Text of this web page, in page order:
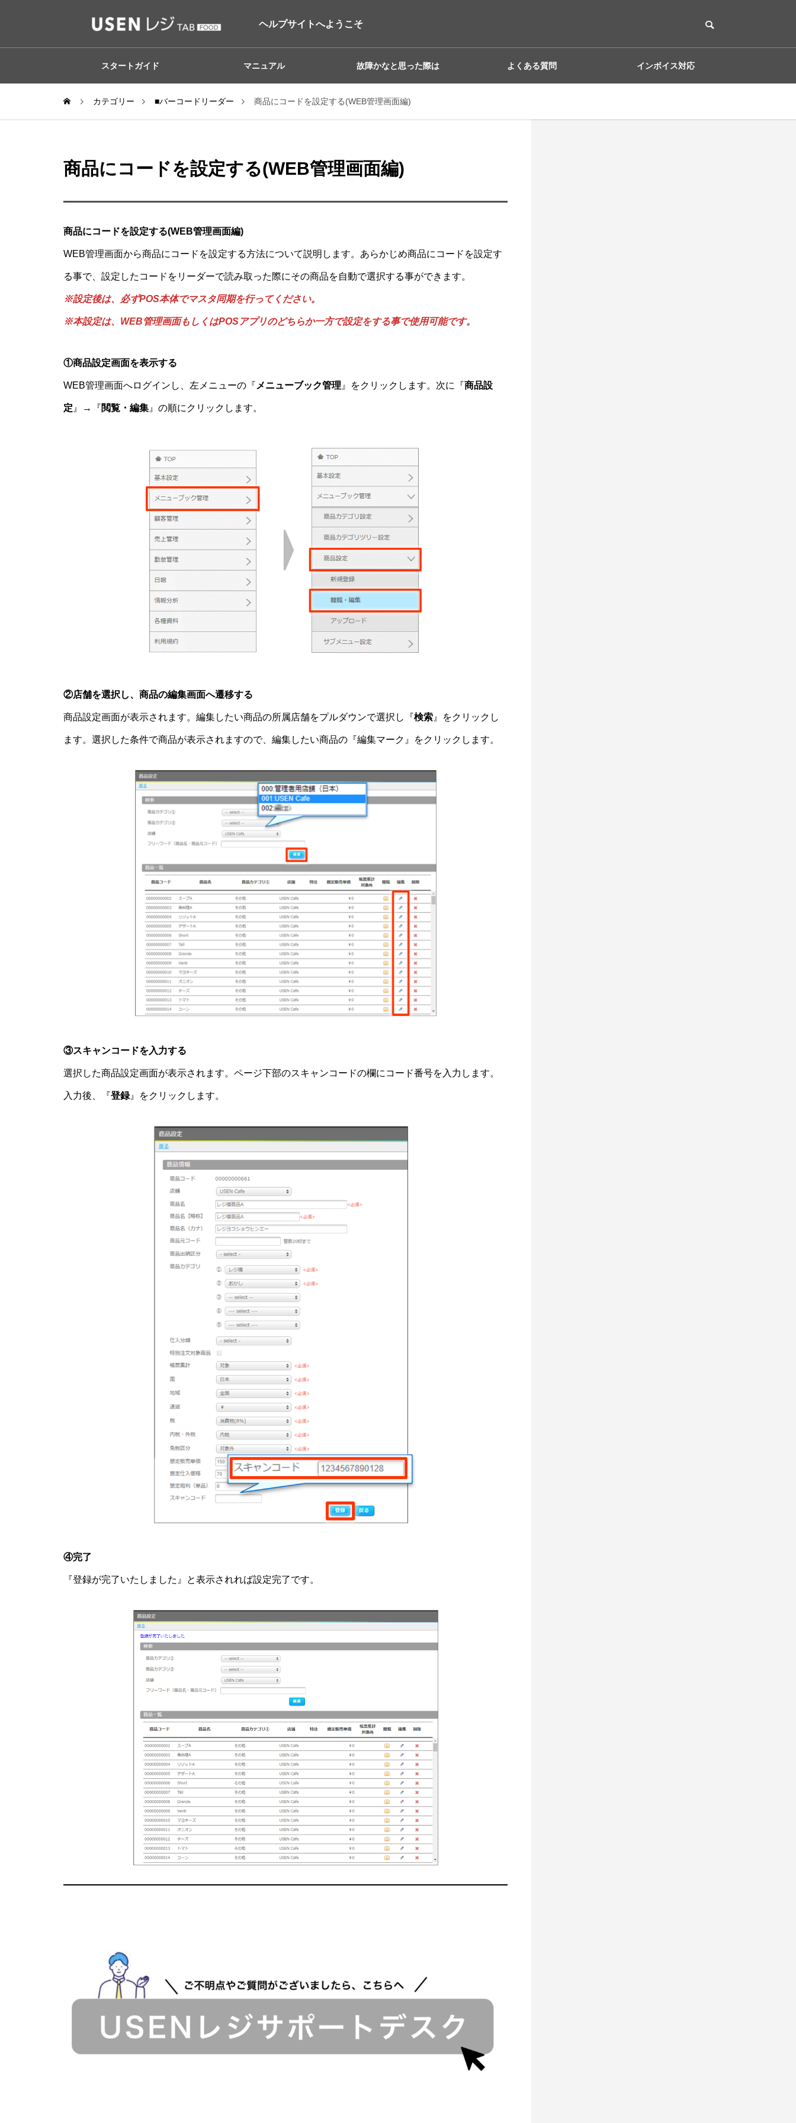
ヘルプサイトへようこそ
スタートガイド マニュアル 故障かなと思った際は よくある質問 インボイス対応
カテゴリー ■バーコードリーダー 商品にコードを設定する(WEB管理画面編)
商品にコードを設定する(WEB管理画面編)
商品にコードを設定する(WEB管理画面編)
WEB管理画面から商品にコードを設定する方法について説明します。あらかじめ商品にコードを設定す
る事で、設定したコードをリーダーで読み取った際にその商品を自動で選択する事ができます。
※設定後は、必ずPOS本体でマスタ同期を行ってください。
※本設定は、WEB管理画面もしくはPOSアプリのどちらか一方で設定をする事で使用可能です。
①商品設定画面を表示する
WEB管理画面へログインし、左メニューの『 メニューブック管理 』をクリックします。次に『商品設
定 』→『閲覧・編集 』の順にクリックします。
②店舗を選択し、商品の編集画面へ遷移する
商品設定画面が表示されます。編集したい商品の所属店舗をプルダウンで選択し『検索 』をクリックし
ます。選択した条件で商品が表示されますので、編集したい商品の『編集マーク』をクリックします。
③スキャンコードを入力する
選択した商品設定画面が表示されます。ページ下部のスキャンコードの欄にコード番号を入力します。
入力後、『登録』をクリックします。
④完了
『登録が完了いたしました』と表示されれば設定完了です。